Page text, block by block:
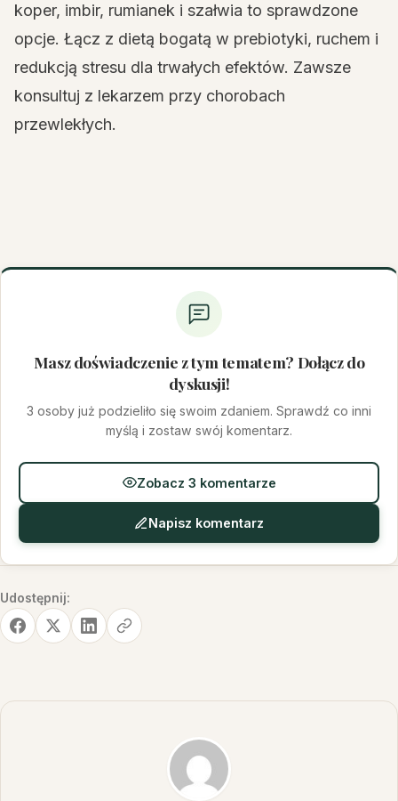
koper, imbir, rumianek i szałwia to sprawdzone
opcje. Łącz z dietą bogatą w prebiotyki, ruchem i
redukcją stresu dla trwałych efektów. Zawsze
konsultuj z lekarzem przy chorobach
przewlekłych.
Masz doświadczenie z tym tematem? Dołącz do
dyskusji!
3 osoby już podzieliło się swoim zdaniem. Sprawdź co inni
myślą i zostaw swój komentarz.
Zobacz 3 komentarze
Napisz komentarz
Udostępnij: